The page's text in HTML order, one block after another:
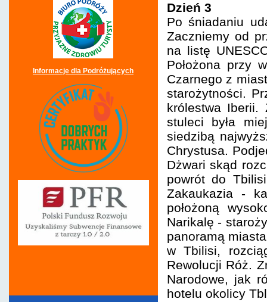
Informacje dla Podróżujących
Dzień 3
Po śniadaniu
Zaczniemy od
na listę
Położona przy
Czarnego z
starożytności.
królestwa Iberii.
stuleci była
siedzibą
Chrystusa.
Dżwari skąd
powrót do
Zakaukazia -
położoną
Narikalę -
panoramą
w Tbilisi,
Rewolucji Róż.
Narodowe, jak
hotelu okolicy